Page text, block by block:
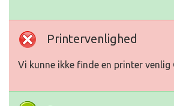
Printervenlighed
Vi kunne ikke finde en printer venlig